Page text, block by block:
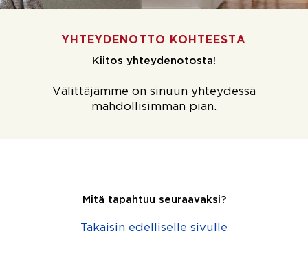
YHTEYDENOTTO KOHTEESTA
Kiitos yhteydenotosta!
Välittäjämme on sinuun yhteydessä
mahdollisimman pian.
Mitä tapahtuu seuraavaksi?
Takaisin edelliselle sivulle